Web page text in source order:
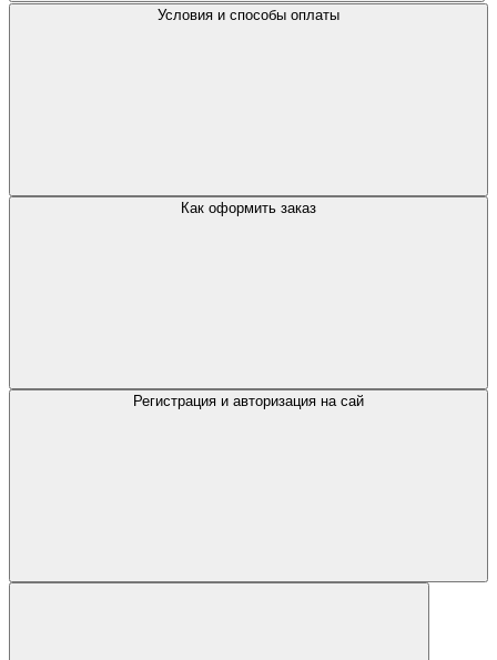
Условия и способы оплаты
Как оформить заказ
Регистрация и авторизация на сай